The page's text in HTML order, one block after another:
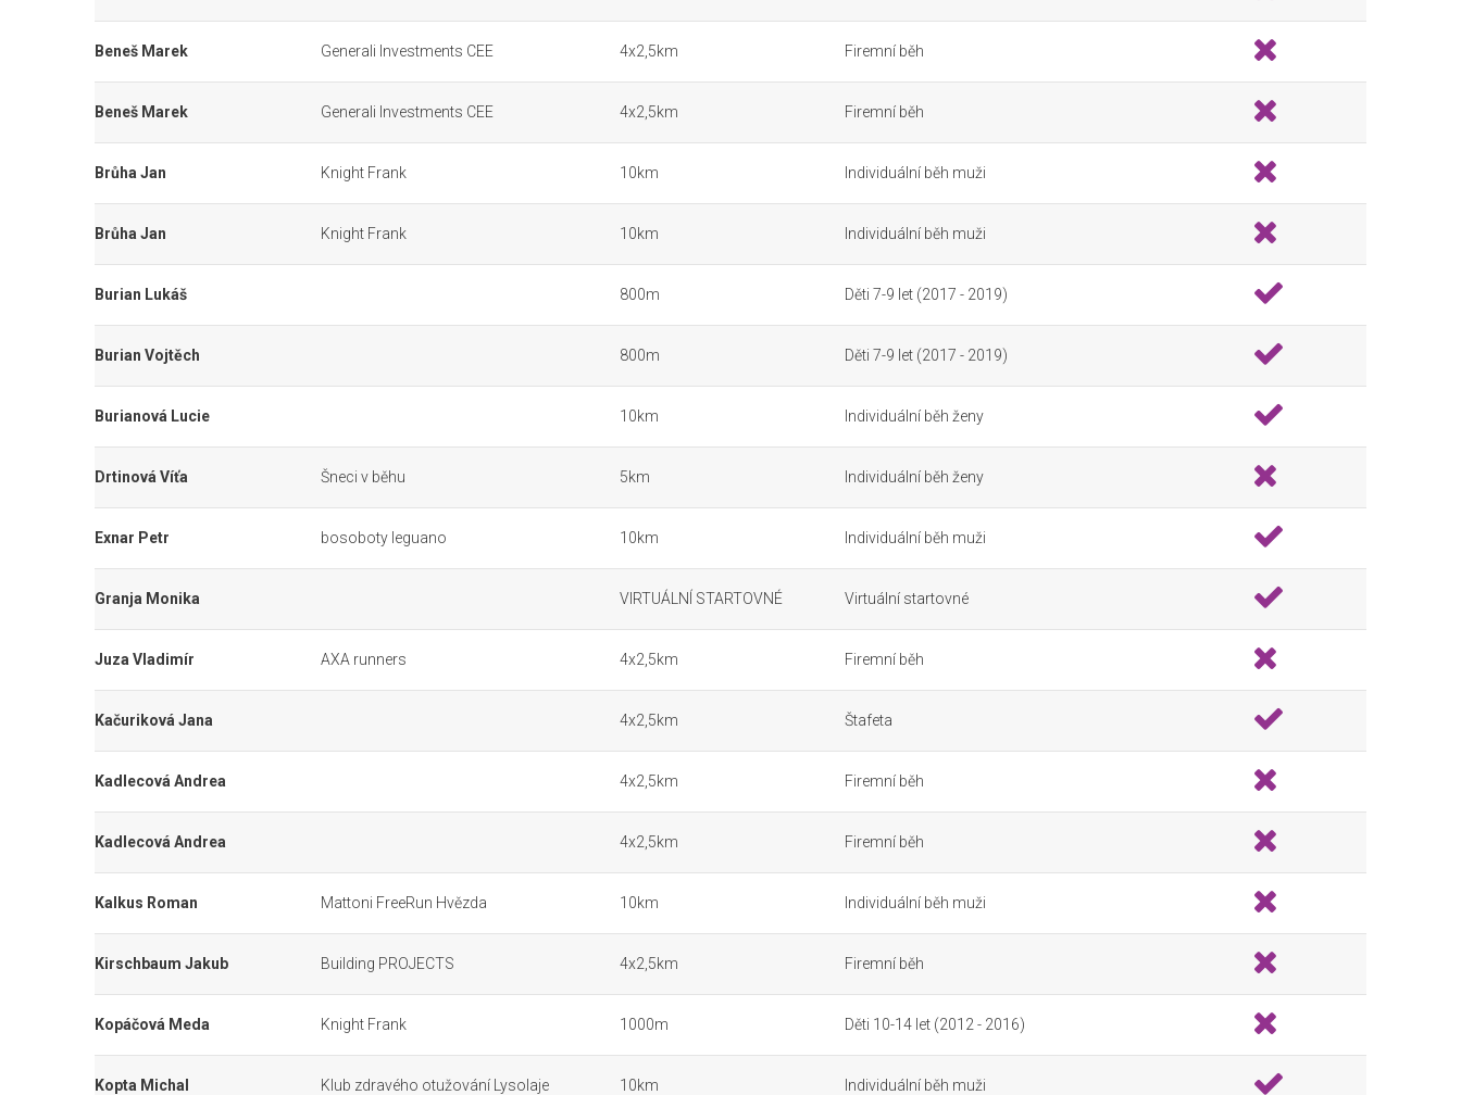
Beneš Marek Generali Investments CEE 4x2,5km Firemní běh
Beneš Marek Generali Investments CEE 4x2,5km Firemní běh
Brůha Jan Knight Frank 10km Individuální běh muži
Brůha Jan Knight Frank 10km Individuální běh muži
Burian Lukáš 800m Děti 7-9 let (2017 - 2019)
Burian Vojtěch 800m Děti 7-9 let (2017 - 2019)
Burianová Lucie 10km Individuální běh ženy
Drtinová Víťa Šneci v běhu 5km Individuální běh ženy
Exnar Petr bosoboty leguano 10km Individuální běh muži
Granja Monika VIRTUÁLNÍ STARTOVNÉ Virtuální startovné
Juza Vladimír AXA runners 4x2,5km Firemní běh
Kačuriková Jana 4x2,5km Štafeta
Kadlecová Andrea 4x2,5km Firemní běh
Kadlecová Andrea 4x2,5km Firemní běh
Kalkus Roman Mattoni FreeRun Hvězda 10km Individuální běh muži
Kirschbaum Jakub Building PROJECTS 4x2,5km Firemní běh
Kopáčová Meda Knight Frank 1000m Děti 10-14 let (2012 - 2016)
Kopta Michal Klub zdravého otužování Lysolaje 10km Individuální běh muži